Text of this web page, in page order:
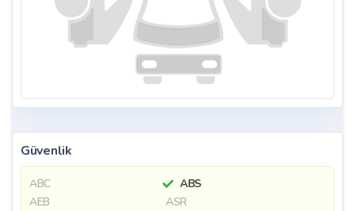
Güvenlik
ABC
ABS
AEB
ASR